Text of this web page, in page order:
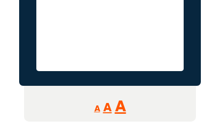
A
Reducir
tamaño
A Restablecer
AAumentar